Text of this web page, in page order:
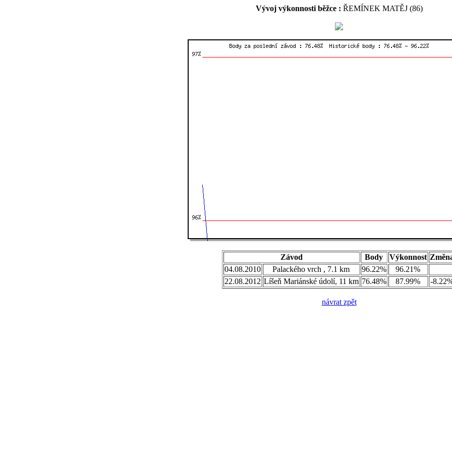
Vývoj výkonnosti běžce : ŘEMÍNEK MATĚJ (86)
Závod Body Výkonnost
04.08.2010
Palackého vrch , 7.1 km 96.22%
96.21%
22.08.2012 Líšeň Mariánské údolí, 11 km 76.48% 87.99% -
návrat zpět